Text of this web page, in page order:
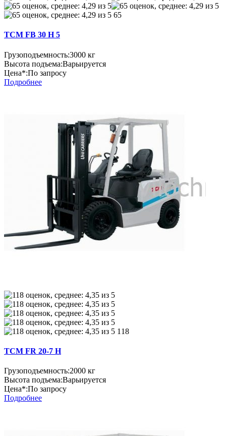
65
TCM FB 30 H 5
Грузоподъемность:3000 кг
Высота подъема:Варьируется
Цена*:По запросу
Подробнее
118
TCM FR 20-7 H
Грузоподъемность:2000 кг
Высота подъема:Варьируется
Цена*:По запросу
Подробнее